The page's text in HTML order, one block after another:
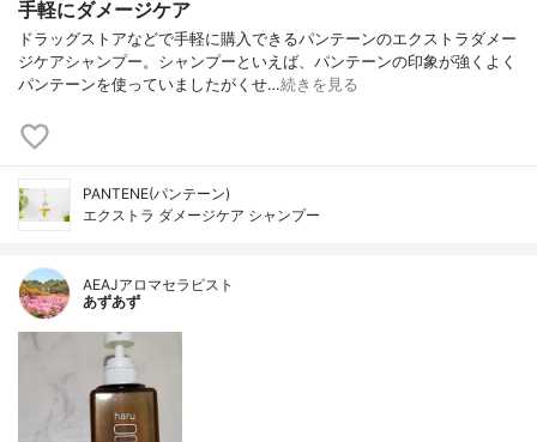
手軽にダメージケア
ドラッグストアなどで手軽に購入できるパンテーンのエクストラダメー
ジケアシャンプー。シャンプーといえば、パンテーンの印象が強くよく
パンテーンを使っていましたがくせ…続きを見る
PANTENE(パンテーン)
エクストラ ダメージケア シャンプー
AEAJアロマセラピスト
あずあず